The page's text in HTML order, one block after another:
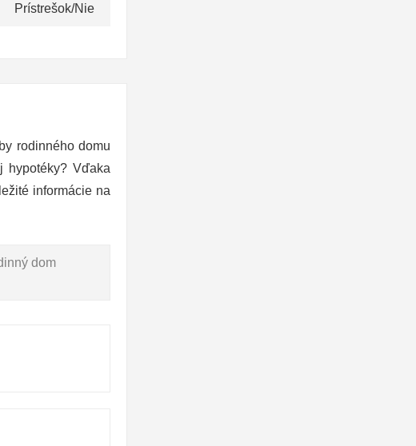
Prístrešok/Nie
rodinného domu
hypotéky? Vďaka
informácie na
dom